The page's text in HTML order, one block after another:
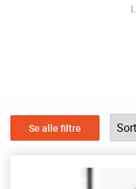
Se alle filtre